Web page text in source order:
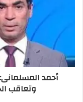
أحمد
وتعاقب